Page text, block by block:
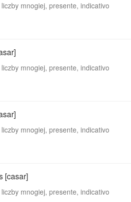
mnogiej, presente, indicativo
mnogiej, presente, indicativo
mnogiej, presente, indicativo
[casar]
mnogiej, presente, indicativo